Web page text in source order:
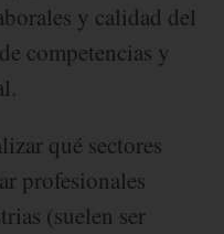
y calidad del
competencias y
qué sectores
profesionales
(suelen ser